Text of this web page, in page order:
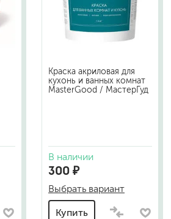
Краска акриловая для
кухонь и ванных комнат
MasterGood / МастерГуд
В наличии
300 ₽
Выбрать вариант
Купить